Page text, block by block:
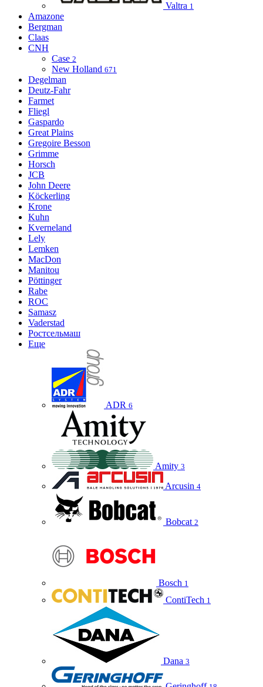
Valtra 1
Amazone
Bergman
Claas
CNH
Case 2
New Holland 671
Degelman
Deutz-Fahr
Farmet
Fliegl
Gaspardo
Great Plains
Gregoire Besson
Grimme
Horsch
JCB
John Deere
Köckerling
Krone
Kuhn
Kverneland
Lely
Lemken
MacDon
Manitou
Pöttinger
Rabe
ROC
Samasz
Vaderstad
Ростсельмаш
Еще
ADR 6
Amity 3
Arcusin 4
Bobcat 2
Bosch 1
ContiTech 1
Dana 3